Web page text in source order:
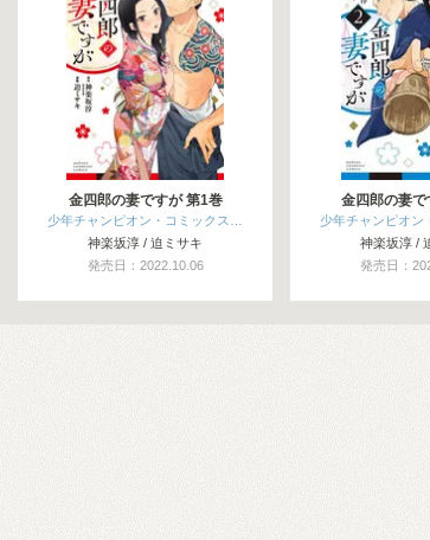
金四郎の妻ですが 第1巻
少年チャンピオン・コミックス…
神楽坂淳 / 迫ミサキ
発売日：2022.10.06
金四郎の妻で
少年チャンピオン
神楽坂淳 /
発売日：